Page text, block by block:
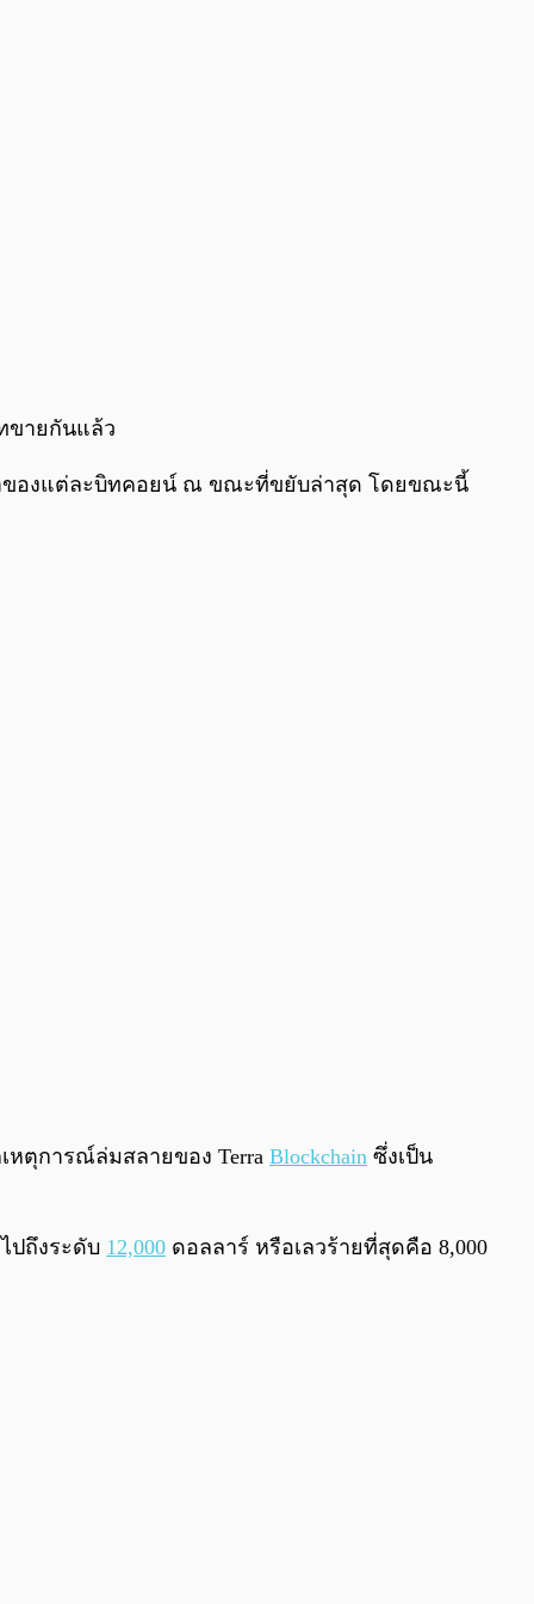
ขายกันแล้ว
าของแต่ละบิทคอยน์ ณ ขณะที่ขยับล่าสุด โดยขณะนี้
หตุการณ์ล่มสลายของ Terra Blockchain ซึ่งเป็น
ปถึงระดับ 12,000 ดอลลาร์ หรือเลวร้ายที่สุดคือ 8,000